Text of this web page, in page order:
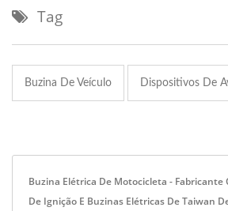
Tag
Buzina De Veículo Dispositivos De
Buzina Elétrica De Motocicleta - Fabricante
De Ignição E Buzinas Elétricas De Taiwan